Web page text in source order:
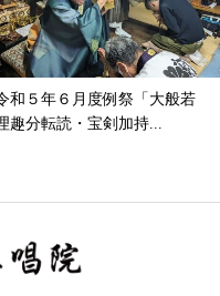
度例祭「大般若
宝剣加持...
家屋解